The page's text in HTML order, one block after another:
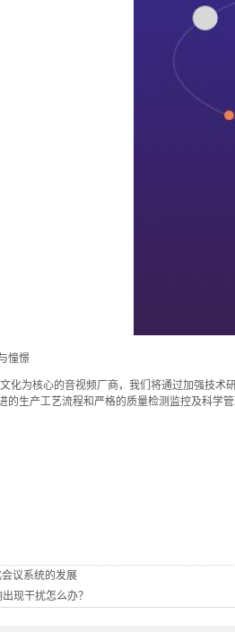
憧憬
化为核心的音视频厂商，我们将通过加强技
的生产工艺流程和严格的质量检测监控及科学
议系统的发展
现干扰怎么办？